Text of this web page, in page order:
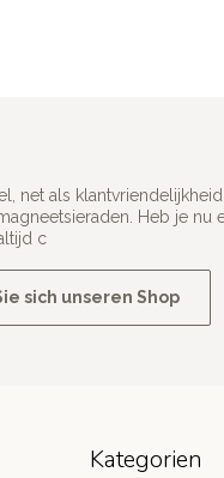
net als
Heb je nu
c
sich unseren Shop
Kategorien